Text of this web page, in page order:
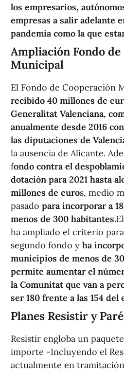
los empresarios,
empresas a salir adelante
pandemia como la que
Ampliación Fondo
Municipal
El Fondo de Cooperación
recibido 40 millones de
Generalitat Valenciana,
anualmente desde 2016
las diputaciones de
la ausencia de Alicante.
fondo contra el
dotación para 2021 hasta
millones de euros, medio
pasado para incorporar a
menos de 300 habitantes.
ha ampliado el criterio
segundo fondo y ha
municipios de menos de
permite aumentar el
la Comunitat que van a
ser 180 frente a las 154
Planes Resistir y
Resistir engloba un
importe -Incluyendo el
actualmente en